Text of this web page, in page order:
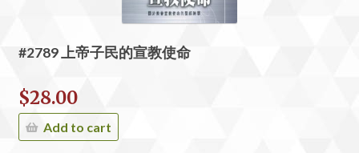
#2789 上帝子民的宣教使命
$28.00
Add to cart